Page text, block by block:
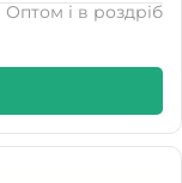
Оптом і в роздріб